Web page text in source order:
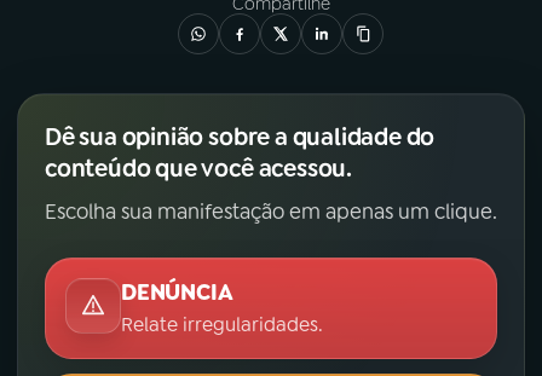
Dê sua opinião sobre a qualidade do
conteúdo que você acessou.
Escolha sua manifestação em apenas um clique.
DENÚNCIA
Relate irregularidades.